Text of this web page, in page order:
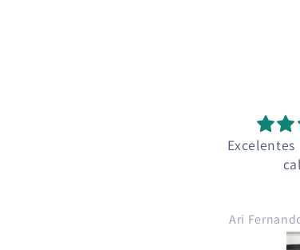
Excelentes productos de
Ari Fernando Rubio Molina